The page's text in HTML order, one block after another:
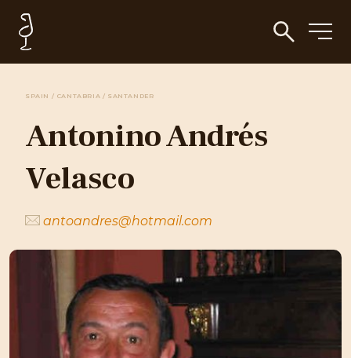
SPAIN / CANTABRIA / SANTANDER
Antonino Andrés
Velasco
antoandres@hotmail.com